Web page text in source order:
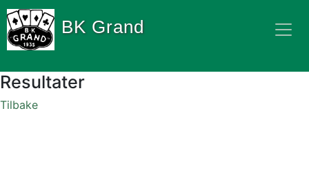
BK Grand
Resultater
Tilbake